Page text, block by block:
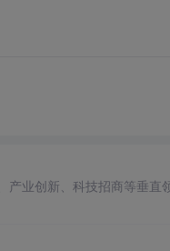
产业创新、科技招商等垂直